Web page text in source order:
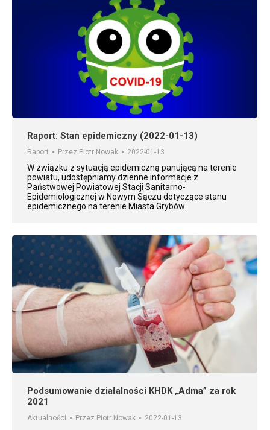
Raport: Stan epidemiczny (2022-01-13)
Raport Przez Piotr Nowak 2022-01-13
W związku z sytuacją epidemiczną panującą na terenie
powiatu, udostępniamy dzienne informacje z
Państwowej Powiatowej Stacji Sanitarno-
Epidemiologicznej w Nowym Sączu dotyczące stanu
epidemicznego na terenie Miasta Grybów.
Podsumowanie działalności KHDK „Adma” za rok
2021
Aktualności Przez Piotr Nowak 2022-01-13